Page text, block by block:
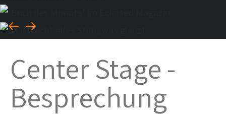
Center Stage -
Besprechung